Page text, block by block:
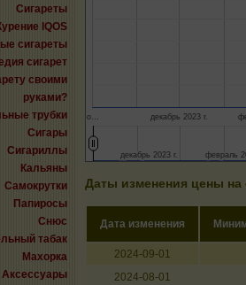
Сигареты
IQOS
сигареты
сигарет
своими
руками?
трубки
Сигары
Сигариллы
Кальяны
Самокрутки
Папиросы
Снюс
табак
Махорка
Аксессуары
о… декабрь 2023 г.
декабрь 2023 г.
декабрь 2023 г. февраль
февраль
Даты изменения цены
Дата изменения
2024-09-01
2024-08-01